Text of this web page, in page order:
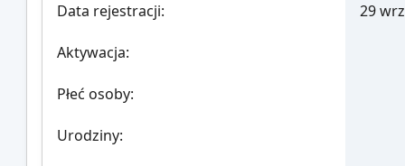
Data rejestracji: 29
Aktywacja:
Płeć osoby:
Urodziny: